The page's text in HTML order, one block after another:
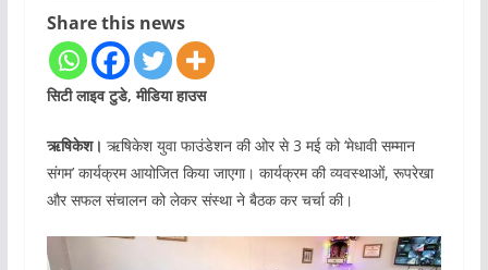
Share this news
सिटी लाइव टुडे, मीडिया हाउस
ऋषिकेश। ऋषिकेश युवा फाउंडेशन की ओर से 3 मई को ‘मेधावी सम्मान
संगम’ कार्यक्रम आयोजित किया जाएगा। कार्यक्रम की व्यवस्थाओं, रूपरेखा
और सफल संचालन को लेकर संस्था ने बैठक कर चर्चा की।